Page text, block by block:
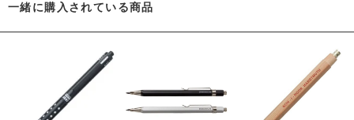
一緒に購入されている商品